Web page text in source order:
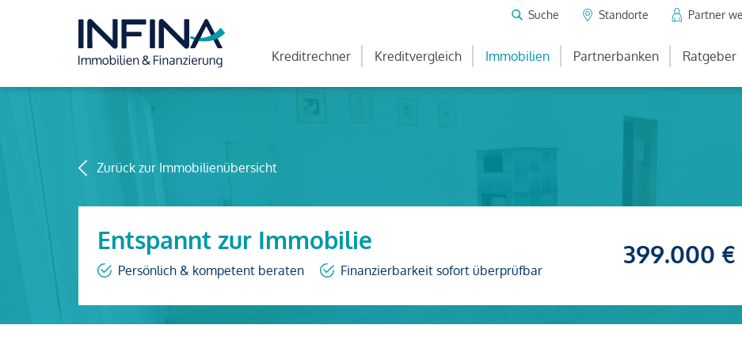
Suche Standorte Partner
Kreditrechner Kreditvergleich Immobilien Partnerbanken Ratgeber
Zurück zur Immobilienübersicht
Entspannt zur Immobilie
Persönlich & kompetent beraten Finanzierbarkeit sofort überprüfbar
399.000 €